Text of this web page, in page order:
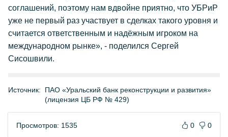
соглашений, поэтому нам вдвойне приятно, что УБРиР
уже не первый раз участвует в сделках такого уровня и
считается ответственным и надёжным игроком на
международном рынке», - поделился Сергей
Сисошвили.
Источник:
ПАО «Уральский банк реконструкции и развития»
(лицензия ЦБ РФ № 429)
Просмотров: 1535 0 0